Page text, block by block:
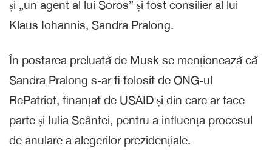
și „un agent al lui Soros” și fost consilier al lui
Klaus Iohannis, Sandra Pralong.
În postarea preluată de Musk se menționează că
Sandra Pralong s-ar fi folosit de ONG-ul
RePatriot, finanțat de USAID și din care ar face
parte și Iulia Scântei, pentru a influența procesul
de anulare a alegerilor prezidențiale.